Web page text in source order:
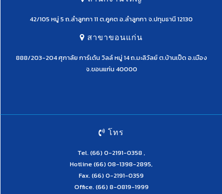
42/105 หมู่ 5 ถ.ลำลูกกา 11 ต.คูคต อ.ลำลูกกา จ.ปทุมธานี 12130
สาขาขอนแก่น
888/203-204 ศุภาลัย การ์เด้น วิลล์ หมู่ 14 ถ.มะลิวัลย์ ต.บ้านเป็ด อ.เมือง
จ.ขอนแก่น 40000
โทร
Tel.(66) 0-2191-0358 ,
Hotline(66) 08-1398-2895,
Fax. (66) 0-2191-0359
Office.(66) 8-0819-1999